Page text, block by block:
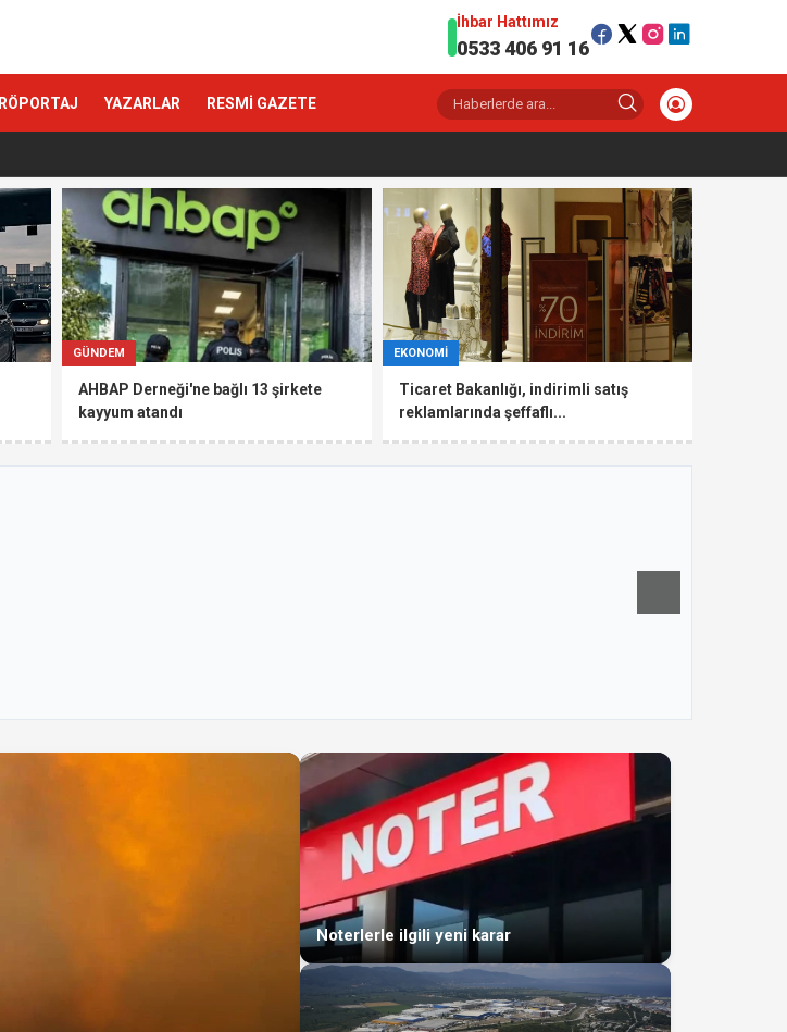
İhbar Hattımız
0533 406 91 16
RÖPORTAJ YAZARLAR RESMİ GAZETE
GÜNDEM
AHBAP Derneği'ne bağlı 13 şirkete
kayyum atandı
EKONOMİ
Ticaret Bakanlığı, indirimli satış
reklamlarında şeffaflı...
Noterlerle ilgili yeni karar